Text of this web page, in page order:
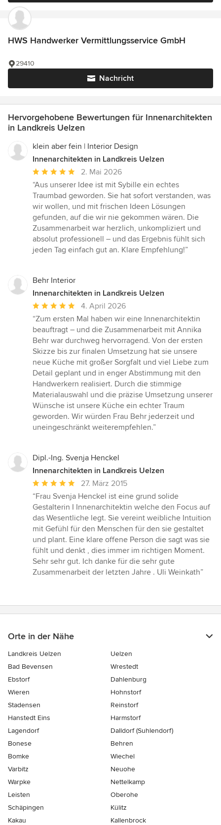
HWS Handwerker Vermittlungsservice GmbH
Nachricht
29410
Hervorgehobene Bewertungen für Innenarchitekten
in Landkreis Uelzen
klein aber fein | Interior Design
Innenarchitekten in Landkreis Uelzen
Durchschnittliche
Bewertung:
5
von
5
Sternen
2. Mai 2026
“Aus unserer Idee ist mit Sybille ein echtes
Traumbad geworden. Sie hat sofort verstanden, was
wir wollen, und mit frischen Ideen Lösungen
gefunden, auf die wir nie gekommen wären. Die
Zusammenarbeit war herzlich, unkompliziert und
absolut professionell – und das Ergebnis fühlt sich
jeden Tag einfach gut an. Klare Empfehlung!”
Behr Interior
Innenarchitekten in Landkreis Uelzen
Durchschnittliche
Bewertung:
5
von
5
Sternen
4. April 2026
“Zum ersten Mal haben wir eine Innenarchitektin
beauftragt – und die Zusammenarbeit mit Annika
Behr war durchweg hervorragend. Von der ersten
Skizze bis zur finalen Umsetzung hat sie unsere
neue Küche mit großer Sorgfalt und viel Liebe zum
Detail geplant und in enger Abstimmung mit den
Handwerkern realisiert. Durch die stimmige
Materialauswahl und die präzise Umsetzung unserer
Wünsche ist unsere Küche ein echter Traum
geworden. Wir würden Frau Behr jederzeit und
uneingeschränkt weiterempfehlen.”
Dipl.-Ing. Svenja Henckel
Innenarchitekten in Landkreis Uelzen
Durchschnittliche
Bewertung:
5
von
5
Sternen
27. März 2015
“Frau Svenja Henckel ist eine grund solide
Gestalterin I Innenarchitektin welche den Focus auf
das Wesentliche legt. Sie vereint weibliche Intuition
mit Gefühl für den Menschen für den sie gestaltet
und plant. Eine klare offene Person die sagt was sie
fühlt und denkt , dies immer im richtigen Moment.
Sehr sehr gut. Ich danke für die sehr gute
Zusammenarbeit der letzten Jahre . Uli Weinkath”
Orte in der Nähe
Landkreis Uelzen
Uelzen
Bad Bevensen
Wrestedt
Ebstorf
Dahlenburg
Wieren
Hohnstorf
Stadensen
Reinstorf
Hanstedt Eins
Harmstorf
Lagendorf
Dalldorf (Suhlendorf)
Bonese
Behren
Bomke
Wiechel
Varbitz
Neuohe
Warpke
Nettelkamp
Leisten
Oberohe
Schäpingen
Külitz
Kakau
Kallenbrock